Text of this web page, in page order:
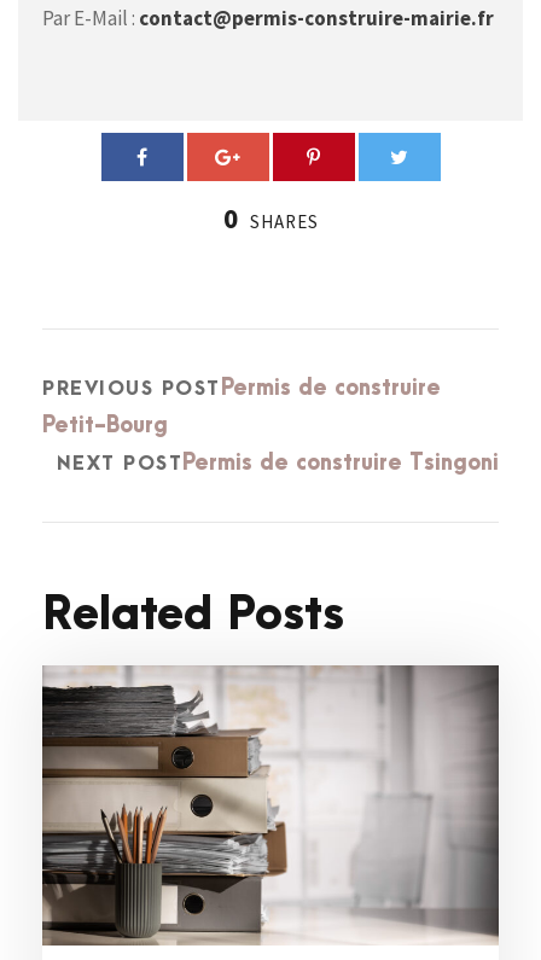
Par E-Mail : contact@permis-construire-mairie.fr
0 SHARES
PREVIOUS POST Permis de construire
Petit-Bourg
NEXT POST Permis de construire Tsingoni
Related Posts